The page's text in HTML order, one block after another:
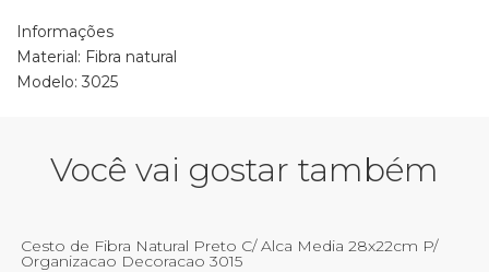
Informações
Material: Fibra natural
Modelo: 3025
Você vai gostar também
Cesto de Fibra Natural Preto C/ Alca Media 28x22cm P/
Organizacao Decoracao 3015